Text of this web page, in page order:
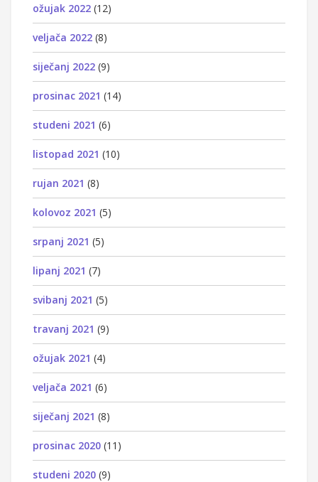
ožujak 2022 (12)
veljača 2022 (8)
siječanj 2022 (9)
prosinac 2021 (14)
studeni 2021 (6)
listopad 2021 (10)
rujan 2021 (8)
kolovoz 2021 (5)
srpanj 2021 (5)
lipanj 2021 (7)
svibanj 2021 (5)
travanj 2021 (9)
ožujak 2021 (4)
veljača 2021 (6)
siječanj 2021 (8)
prosinac 2020 (11)
studeni 2020 (9)